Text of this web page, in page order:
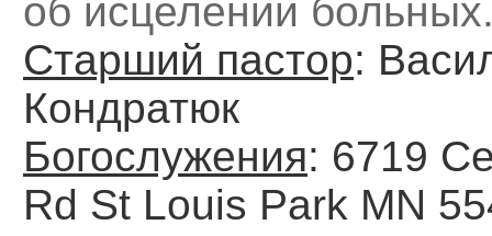
об исцелении
Старший пастор:
Кондратюк
Богослужения: 6719
Rd St Louis Park MN